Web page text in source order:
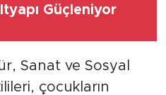
Güçleniyor
Sanat ve Sosyal
çocukların